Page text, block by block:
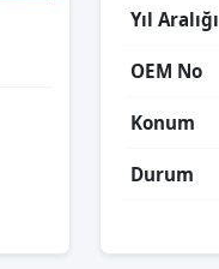
Yıl Aralığı
OEM No
Konum
Durum